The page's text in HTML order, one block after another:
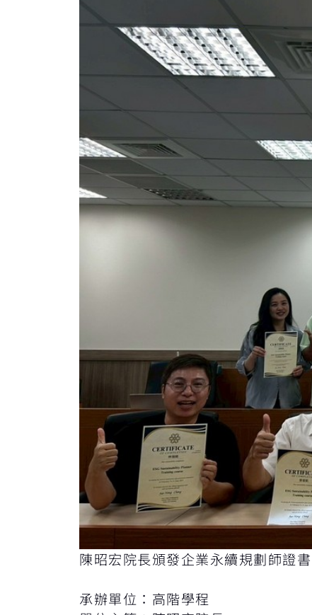
陳昭宏院長頒發企業永續規劃師證書
承辦單位：高階學程